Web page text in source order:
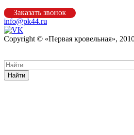
Заказать звонок
info@pk44.ru
Copyright © «Первая кровельная»,
Найти